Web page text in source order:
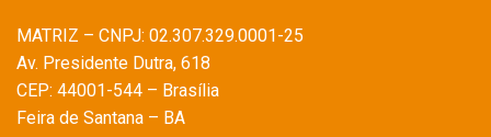
MATRIZ – CNPJ: 02.307.329.0001-25
Av. Presidente Dutra, 618
CEP: 44001-544 – Brasília
Feira de Santana – BA